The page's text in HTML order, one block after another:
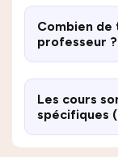
Combien
professeur ?
Les cours
spécifiques